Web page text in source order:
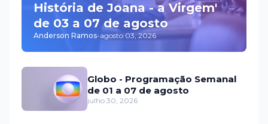
História de Joana - a Virgem'
de 03 a 07 de agosto
Anderson Ramos-agosto 03, 2026
Globo - Programação Semanal
de 01 a 07 de agosto
julho 30, 2026